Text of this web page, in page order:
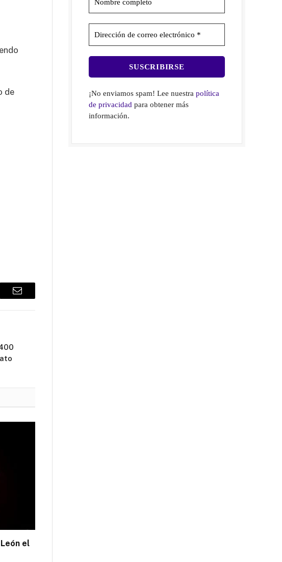
de
Email
el
¡No enviamos spam! Lee nuestrapolítica
de privacidad para obtener más
información.